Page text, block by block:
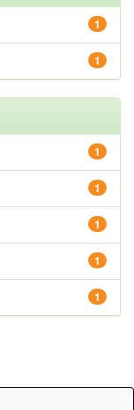
1
1
1
1
1
1
1